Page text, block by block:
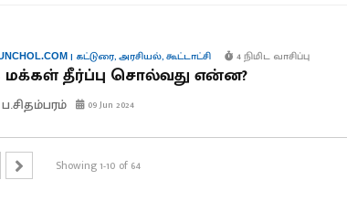
| கட்டுரை,அரசியல்,கூட்டாட்சி 4 நிமிட வாசிப்பு
மக்கள் தீர்ப்பு சொல்வது என்ன?
ப.சிதம்பரம் 09 Jun 2024
Showing 1-10 of 64